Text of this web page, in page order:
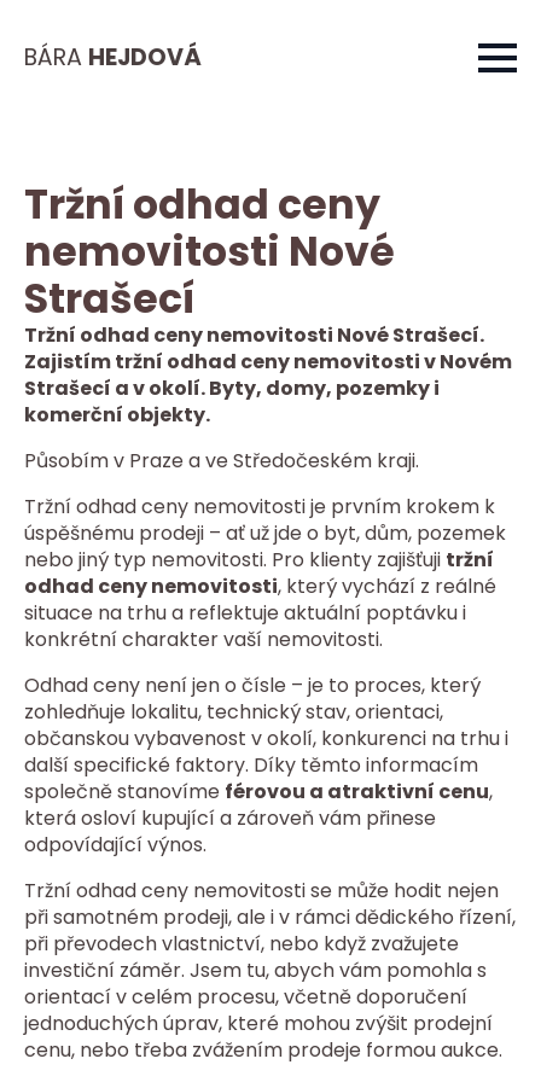
BÁRA HEJDOVÁ
Tržní odhad ceny
nemovitosti Nové
Strašecí
Tržní odhad ceny nemovitosti Nové Strašecí.
Zajistím tržní odhad ceny nemovitosti v Novém
Strašecí a v okolí. Byty, domy, pozemky i
komerční objekty.
Působím v Praze a ve Středočeském kraji.
Tržní odhad ceny nemovitosti je prvním krokem k
úspěšnému prodeji – ať už jde o byt, dům, pozemek
nebo jiný typ nemovitosti. Pro klienty zajišťuji tržní
odhad ceny nemovitosti, který vychází z reálné
situace na trhu a reflektuje aktuální poptávku i
konkrétní charakter vaší nemovitosti.
Odhad ceny není jen o čísle – je to proces, který
zohledňuje lokalitu, technický stav, orientaci,
občanskou vybavenost v okolí, konkurenci na trhu i
další specifické faktory. Díky těmto informacím
společně stanovíme férovou a atraktivní cenu,
která osloví kupující a zároveň vám přinese
odpovídající výnos.
Tržní odhad ceny nemovitosti se může hodit nejen
při samotném prodeji, ale i v rámci dědického řízení,
při převodech vlastnictví, nebo když zvažujete
investiční záměr. Jsem tu, abych vám pomohla s
orientací v celém procesu, včetně doporučení
jednoduchých úprav, které mohou zvýšit prodejní
cenu, nebo třeba zvážením prodeje formou aukce.